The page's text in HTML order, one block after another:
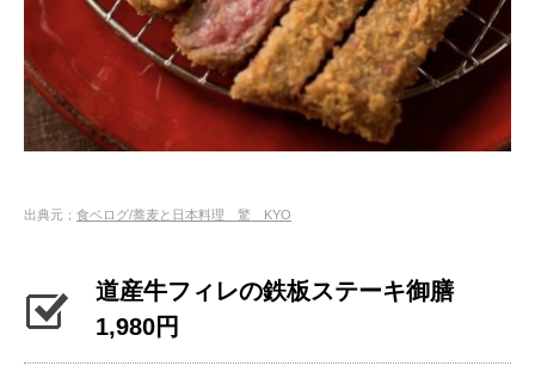
出典元； 食ベログ/蕎麦と日本料理 驚 KYO
道産牛フィレの鉄板ステーキ御膳
1,980円